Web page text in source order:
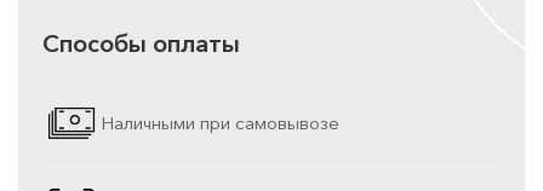
Способы оплаты
Наличными при самовывозе